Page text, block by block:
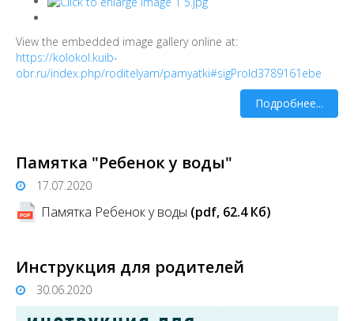
View the embedded image gallery online at:
https://kolokol.kuib-
obr.ru/index.php/roditelyam/pamyatki#sigProId3789161ebe
Подробнее...
Памятка "Ребенок у воды"
17.07.2020
Памятка Ребенок у воды (pdf, 62.4 Кб)
Инструкция для родителей
30.06.2020